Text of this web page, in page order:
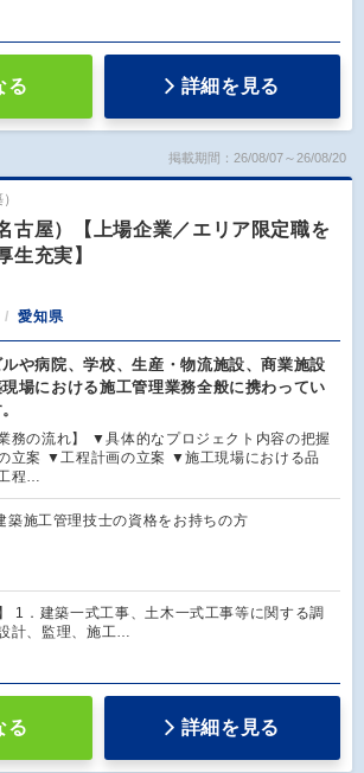
る 詳細を見る
掲載期間：26/08/07～26/08/20
古屋）【上場企業／エリア限定職を
生充実】
愛知県
や病院、学校、生産・物流施設、商業施設
場における施工管理業務全般に携わってい
業務の流れ】 ▼具体的なプロジェクト内容の把握
立案 ▼工程計画の立案 ▼施工現場における品
程…
築施工管理技士の資格をお持ちの方
1．建築一式工事、土木一式工事等に関する調
計、監理、施工…
る 詳細を見る